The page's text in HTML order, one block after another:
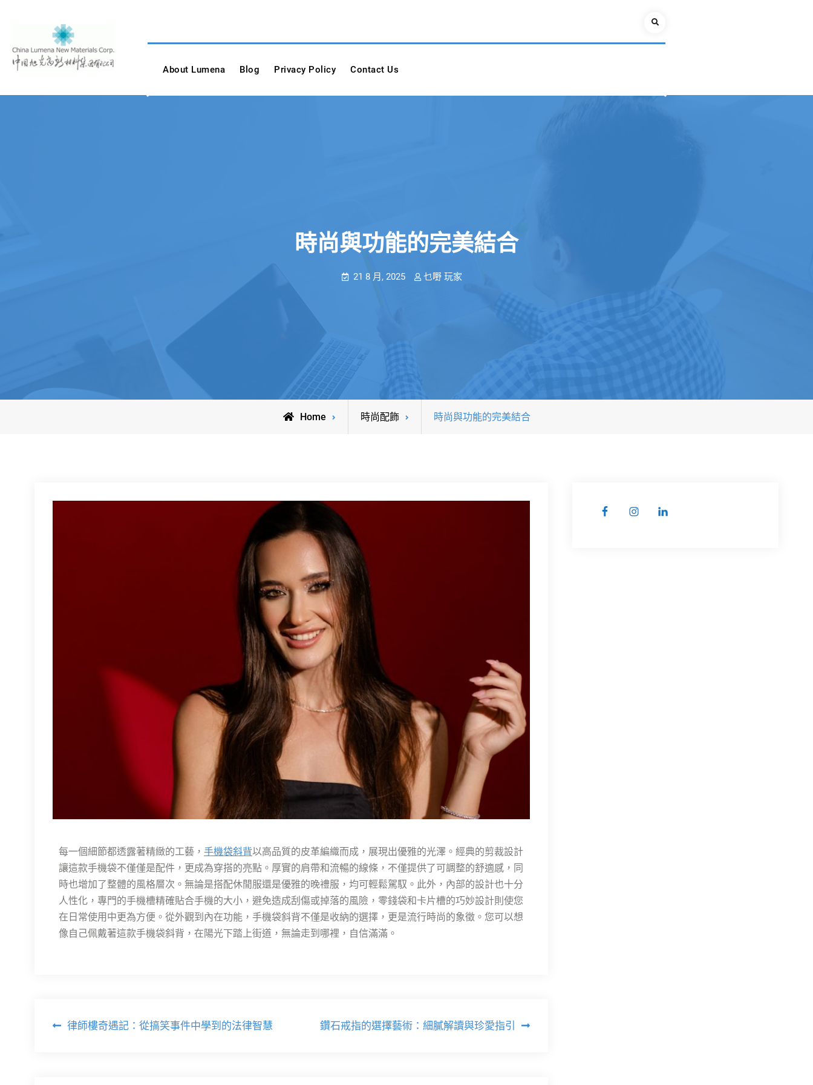
China Lumena New Materials Corp.
Search
About Lumena Blog Privacy Policy Contact Us
時尚與功能的完美結合
21 8 月, 2025 乜嘢 玩家
Home 時尚配飾 時尚與功能的完美結合
每一個細節都透露著精緻的工藝， 手機袋斜背以高品質的皮革編織而成，展現出優雅的光澤。經典的剪裁設計
讓這款手機袋不僅僅是配件，更成為穿搭的亮點。厚實的肩帶和流暢的線條，不僅提供了可調整的舒適感，同
時也增加了整體的風格層次。無論是搭配休閒服還是優雅的晚禮服，均可輕鬆駕馭。此外，內部的設計也十分
人性化，專門的手機槽精確貼合手機的大小，避免造成刮傷或掉落的風險，零錢袋和卡片槽的巧妙設計則使您
在日常使用中更為方便。從外觀到內在功能，手機袋斜背不僅是收納的選擇，更是流行時尚的象徵。您可以想
像自己佩戴著這款手機袋斜背，在陽光下踏上街道，無論走到哪裡，自信滿滿。
文律師樓奇遇記：從搞笑事件中學到的法律智慧 鑽石戒指的選擇藝術：細膩解讀與珍愛指引